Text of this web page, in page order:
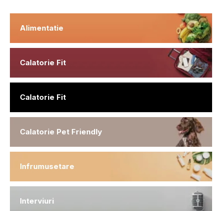
Alimentatie
Calatorie Fit
Calatorie Fit
Calatorie Pet Friendly
Infrumusetare
Interviuri